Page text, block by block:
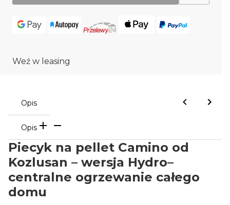
Weź w leasing
Opis
Opis
Piecyk na pellet Camino od
Kozlusan – wersja Hydro–
centralne ogrzewanie całego
domu